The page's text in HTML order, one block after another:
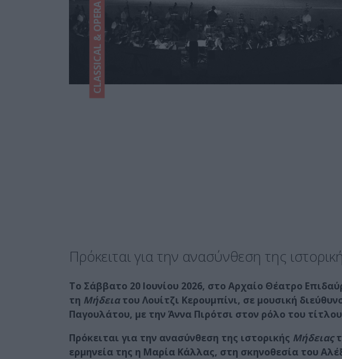
CLASSICAL & OPERA
Πρόκειται για την ανασύνθεση της
Tο Σάββατο 20 Ιουνίου 2026, στο Αρχαίο Θέατρο
τη Μήδειατου Λουίτζι Κερουμπίνι, σε μουσική
Παγουλάτου, με την Άννα Πιρότσι στον ρόλο του
Πρόκειται για την ανασύνθεση της ιστορικής Μήδειας
ερμηνεία της η Μαρία Κάλλας, στη σκηνοθεσία του